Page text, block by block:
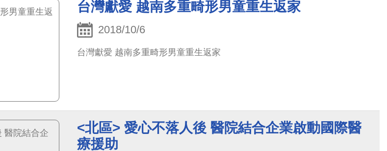
台灣獻愛 越南多重畸形男童重生返家
2018/10/6
台灣獻愛 越南多重畸形男童重生返家
<北區> 愛心不落人後 醫院結合企業啟動國際醫
療援助